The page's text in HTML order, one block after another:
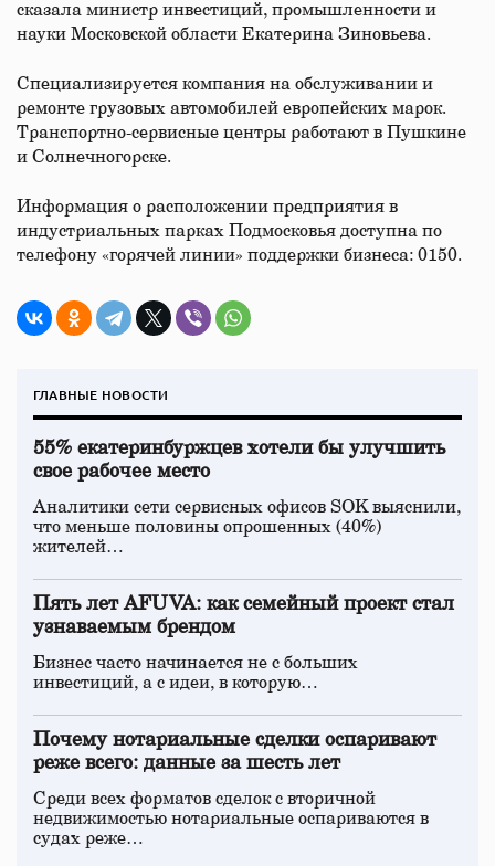
сказала министр инвестиций, промышленности и
науки Московской области Екатерина Зиновьева.
Специализируется компания на обслуживании и
ремонте грузовых автомобилей европейских марок.
Транспортно-сервисные центры работают в Пушкине
и Солнечногорске.
Информация о расположении предприятия в
индустриальных парках Подмосковья доступна по
телефону «горячей линии» поддержки бизнеса: 0150.
ГЛАВНЫЕ НОВОСТИ
55% екатеринбуржцев хотели бы улучшить
свое рабочее место
Аналитики сети сервисных офисов SOK выяснили,
что меньше половины опрошенных (40%)
жителей…
Пять лет AFUVA: как семейный проект стал
узнаваемым брендом
Бизнес часто начинается не с больших
инвестиций, а с идеи, в которую…
Почему нотариальные сделки оспаривают
реже всего: данные за шесть лет
Среди всех форматов сделок с вторичной
недвижимостью нотариальные оспариваются в
судах реже…